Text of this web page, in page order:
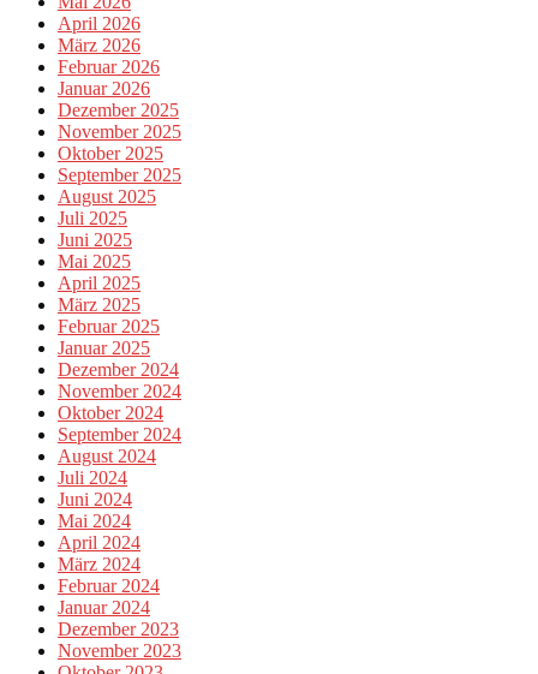
April 2026
März 2026
Februar 2026
Januar 2026
Dezember 2025
November 2025
Oktober 2025
September 2025
August 2025
Juli 2025
Juni 2025
Mai 2025
April 2025
März 2025
Februar 2025
Januar 2025
Dezember 2024
November 2024
Oktober 2024
September 2024
August 2024
Juli 2024
Juni 2024
Mai 2024
April 2024
März 2024
Februar 2024
Januar 2024
Dezember 2023
November 2023